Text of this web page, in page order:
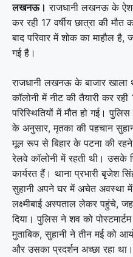
लखनऊ। राजधानी लखनऊ के
कर रही 17 वर्षीय छात्रा की
बाद परिवार में शोक का माहौल
गई है।
राजधानी लखनऊ के बाजार खाला
कॉलोनी में नीट की तैयारी कर रही
परिस्थितियों में मौत हो गई।
के अनुसार, मृतका की पहचान
मूल रूप से बिहार के पटना की
रेलवे कॉलोनी में रहती थी। उसके
कार्यरत हैं। थाना प्रभारी बृजेश
सुहानी अपने घर में अचेत अवस्था में
लक्ष्मीबाई अस्पताल लेकर पहुंचे,
दिया। पुलिस ने शव को
मुताबिक, सुहानी ने तीन मई को
और उसका प्रदर्शन अच्छा रहा था।